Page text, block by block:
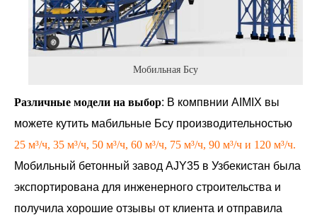
Мобильная Бсу
Различные модели на выбор: В компвнии AIMIX вы
можете кутить мабильные Бсу производительностью
25 м³/ч, 35 м³/ч, 50 м³/ч, 60 м³/ч, 75 м³/ч, 90 м³/ч и 120 м³/ч.
Мобильный бетонный завод AJY35 в Узбекистан была
экспортирована для инженерного строительства и
получила хорошие отзывы от клиента и отправила